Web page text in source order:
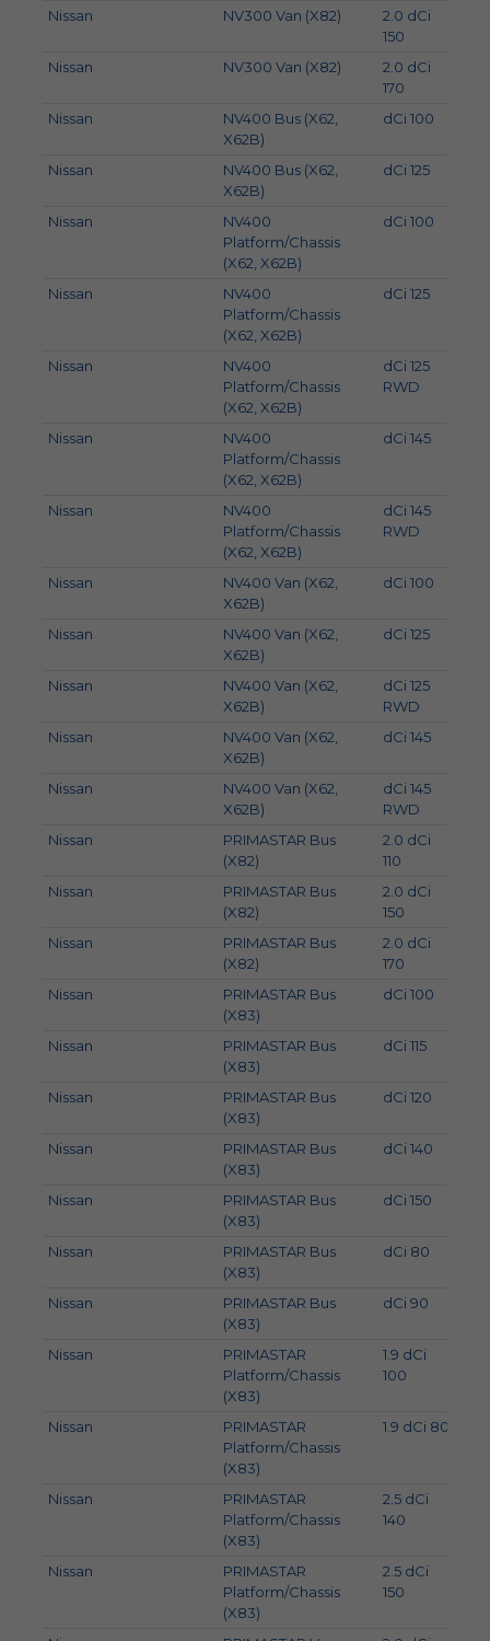
Nissan NV300 Van (X82)
2.0 dCi
150
Nissan NV300 Van (X82)
2.0 dCi
170
Nissan
NV400 Bus (X62,
X62B)
dCi 100
Nissan
NV400 Bus (X62,
X62B)
dCi 125
Nissan
NV400
Platform/Chassis
(X62, X62B)
dCi 100
Nissan
NV400
Platform/Chassis
(X62, X62B)
dCi 125
Nissan
NV400
Platform/Chassis
(X62, X62B)
dCi 125
RWD
Nissan
NV400
Platform/Chassis
(X62, X62B)
dCi 145
Nissan
NV400
Platform/Chassis
(X62, X62B)
dCi 145
RWD
Nissan
NV400 Van (X62,
X62B)
dCi 100
Nissan
NV400 Van (X62,
X62B)
dCi 125
Nissan
NV400 Van (X62,
X62B)
dCi 125
RWD
Nissan
NV400 Van (X62,
X62B)
dCi 145
Nissan
NV400 Van (X62,
X62B)
dCi 145
RWD
Nissan
PRIMASTAR Bus
(X82)
2.0 dCi
110
Nissan
PRIMASTAR Bus
(X82)
2.0 dCi
150
Nissan
PRIMASTAR Bus
(X82)
2.0 dCi
170
Nissan
PRIMASTAR Bus
(X83)
dCi 100
Nissan
PRIMASTAR Bus
(X83)
dCi 115
Nissan
PRIMASTAR Bus
(X83)
dCi 120
Nissan
PRIMASTAR Bus
(X83)
dCi 140
Nissan
PRIMASTAR Bus
(X83)
dCi 150
Nissan
PRIMASTAR Bus
(X83)
dCi 80
Nissan
PRIMASTAR Bus
(X83)
dCi 90
Nissan
PRIMASTAR
Platform/Chassis
(X83)
1.9 dCi
100
Nissan
PRIMASTAR
Platform/Chassis
(X83)
1.9 dCi 80
Nissan
PRIMASTAR
Platform/Chassis
(X83)
2.5 dCi
140
Nissan
PRIMASTAR
Platform/Chassis
(X83)
2.5 dCi
150